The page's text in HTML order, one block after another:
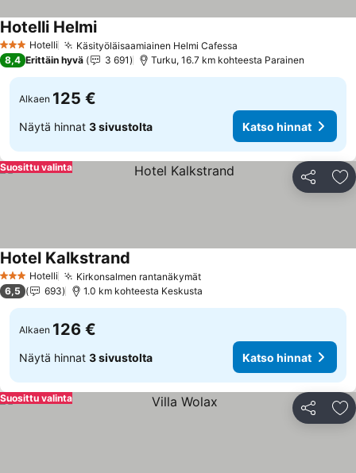
3 Tähtiluokitus
Hotelli Käsityöläisaamiainen Helmi Cafessa
Hotelli Helmi
8,4 Erittäin hyvä 3 691 Turku, 16.7 km kohteesta Parainen
Alkaen 125 €
Näytä hinnat 3 sivustolta Katso hinnat
Jaa
Suosittu valinta
3 Tähtiluokitus
Hotelli Kirkonsalmen rantanäkymät
Hotel Kalkstrand
6,5 693 1.0 km kohteesta Keskusta
Alkaen 126 €
Näytä hinnat 3 sivustolta Katso hinnat
Jaa
Suosittu valinta